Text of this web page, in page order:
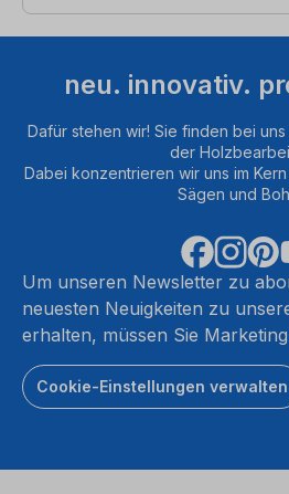
neu. innovativ.
Dafür stehen wir! Sie finden bei
der
Dabei konzentrieren wir uns im
Sägen und
Um unseren Newsletter zu
neuesten Neuigkeiten zu
erhalten, müssen Sie
Cookie-Einstellungen verwalten